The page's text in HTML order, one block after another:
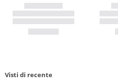
Visti di recente